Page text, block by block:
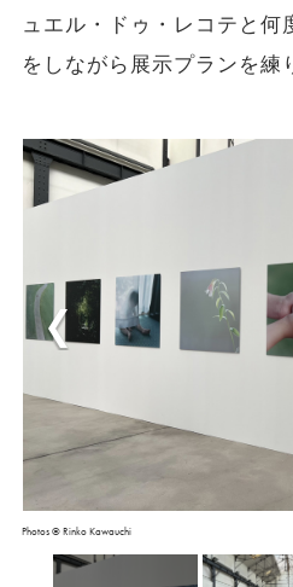
ュエル・ドゥ・レコテと何
をしながら展示プランを練
Photos © Rinko Kawauchi